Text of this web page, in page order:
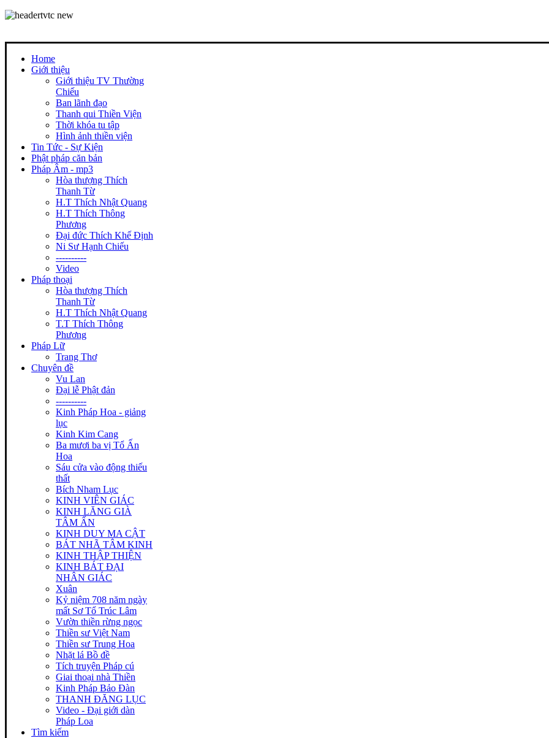
Home
Giới thiệu
Giới thiệu TV Thường
Chiếu
Ban lãnh đạo
Thanh qui Thiền Viện
Thời khóa tu tập
Hình ảnh thiền viện
Tin Tức - Sự Kiện
Phật pháp căn bản
Pháp Âm - mp3
Hòa thượng Thích
Thanh Từ
H.T Thích Nhật Quang
H.T Thích Thông
Phương
Đại đức Thích Khế Định
Ni Sư Hạnh Chiếu
----------
Video
Pháp thoại
Hòa thượng Thích
Thanh Từ
H.T Thích Nhật Quang
T.T Thích Thông
Phương
Pháp Lữ
Trang Thơ
Chuyên đề
Vu Lan
Đại lễ Phật đản
----------
Kinh Pháp Hoa - giảng
lục
Kinh Kim Cang
Ba mươi ba vị Tổ Ấn
Hoa
Sáu cửa vào động thiếu
thất
Bích Nham Lục
KINH VIÊN GIÁC
KINH LĂNG GIÀ
TÂM ẤN
KINH DUY MA CẬT
BÁT NHÃ TÂM KINH
KINH THẬP THIỆN
KINH BÁT ĐẠI
NHÂN GIÁC
Xuân
Kỷ niệm 708 năm ngày
mất Sơ Tổ Trúc Lâm
Vườn thiền rừng ngọc
Thiền sư Việt Nam
Thiền sư Trung Hoa
Nhặt lá Bồ đề
Tích truyện Pháp cú
Giai thoại nhà Thiền
Kinh Pháp Bảo Đàn
THANH ĐĂNG LỤC
Video - Đại giới dàn
Pháp Loa
Tìm kiếm